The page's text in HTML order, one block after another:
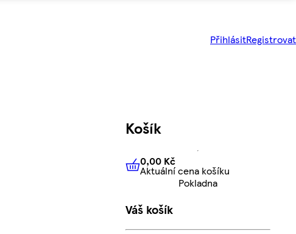
PřihlásitRegistrovat
Košík
0,00 KčAktuální cena košíku
0,00 Kč
Aktuální cena košíku
Pokladna
Váš košík